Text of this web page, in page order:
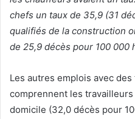
chefs un taux de 35,9 (31
qualifiés de la construction
de 25,9 décès pour 100 000
Les autres emplois avec
comprennent les
domicile (32,0 décès pour